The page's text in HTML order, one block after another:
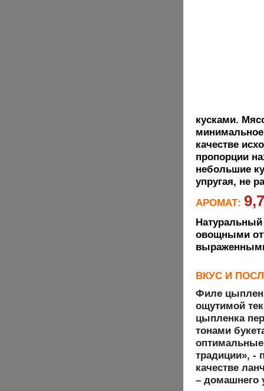
кусками.
минимальное
качестве
пропорции
небольшие
упругая, не
АРОМАТ:
Натуральный
овощными
ВКУС И
Филе
ощутимой
цыпленка
тонами
традиции», -
качестве
– домашнего